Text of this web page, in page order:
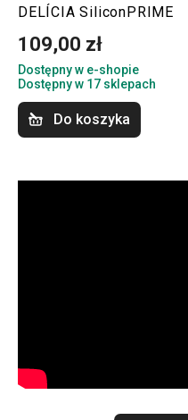
DELÍCIA SiliconPRIME
109,00 zł
Dostępny w e-shopie
Dostępny w 17 sklepach
Do koszyka